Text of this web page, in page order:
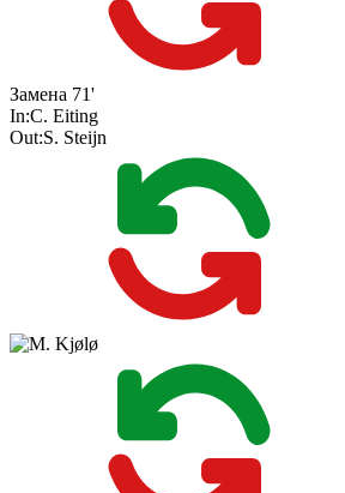
Замена 71'
In:C. Eiting
Out:S. Steijn